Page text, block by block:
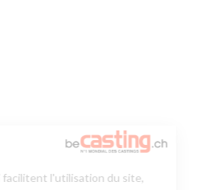
facilitent l'utilisation du site,